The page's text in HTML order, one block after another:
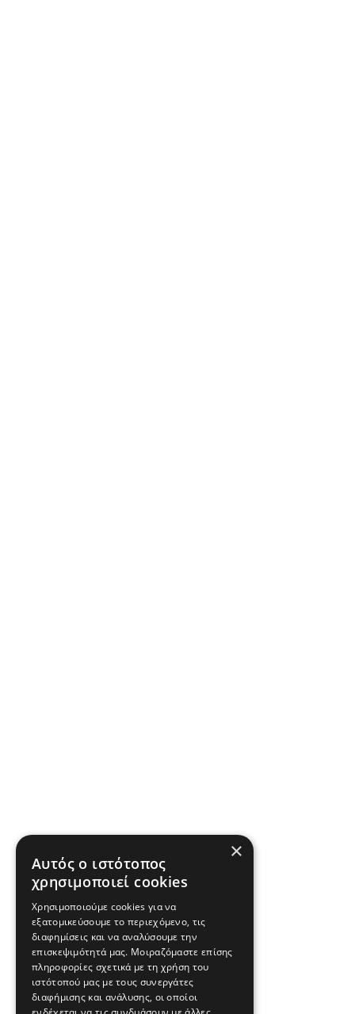
×
Αυτός ο ιστότοπος
χρησιμοποιεί cookies
Χρησιμοποιούμε cookies για να
εξατομικεύσουμε το περιεχόμενο, τις
διαφημίσεις και να αναλύσουμε την
επισκεψιμότητά μας. Μοιραζόμαστε επίσης
πληροφορίες σχετικά με τη χρήση του
ιστότοπού μας με τους συνεργάτες
διαφήμισης και ανάλυσης, οι οποίοι